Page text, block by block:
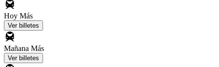
Hoy Más
Ver billetes
Mañana Más
Ver billetes